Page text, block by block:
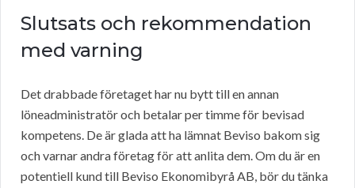
Slutsats och rekommendation
med varning
Det drabbade företaget har nu bytt till en annan
löneadministratör och betalar per timme för bevisad
kompetens. De är glada att ha lämnat Beviso bakom sig
och varnar andra företag för att anlita dem. Om du är en
potentiell kund till Beviso Ekonomibyrå AB, bör du tänka